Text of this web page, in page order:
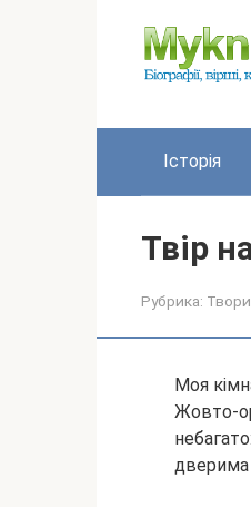
Історія
Твір
Рубрика: Твори
Моя
Жовто-